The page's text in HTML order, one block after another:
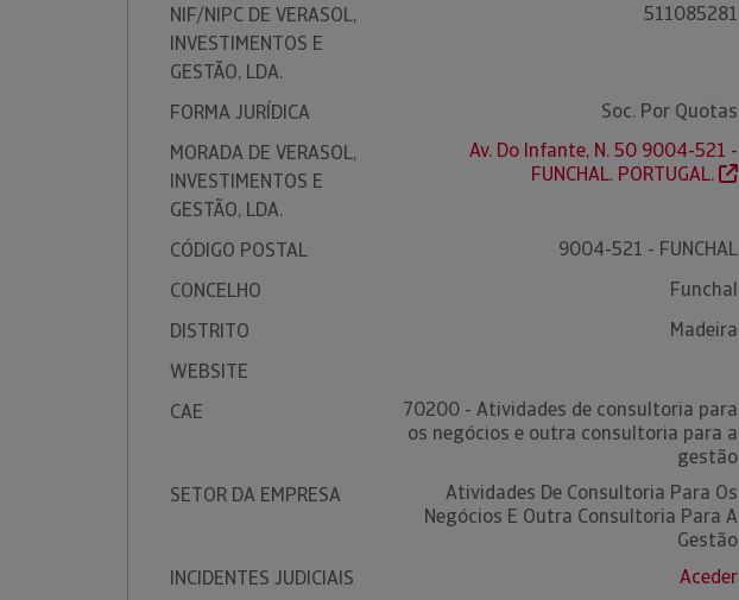
NIF/NIPC DE VERASOL,
INVESTIMENTOS E
GESTÃO, LDA.
511085281
FORMA JURÍDICA
Soc. Por Quotas
MORADA DE VERASOL,
INVESTIMENTOS E
GESTÃO, LDA.
Av. Do Infante, N. 50 9004-521 -
FUNCHAL. PORTUGAL.
CÓDIGO POSTAL
9004-521 - FUNCHAL
CONCELHO
Funchal
DISTRITO
Madeira
WEBSITE
CAE
70200 - Atividades de consultoria para
os negócios e outra consultoria para a
gestão
SETOR DA EMPRESA
Atividades De Consultoria Para Os
Negócios E Outra Consultoria Para A
Gestão
INCIDENTES JUDICIAIS
Aceder